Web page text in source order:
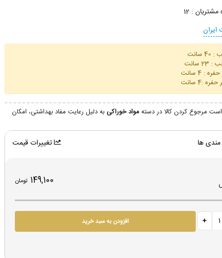
مشتریان : 12
سانت
: 4 سانت
:4 سانت
مرجوع کردن کالا در دستهمواد خوراکی به دلیل رعایت مفاد بهداشتی، امکان
ها تغییرات قیمت
149,100 تومان
افزودن به سبد خرید